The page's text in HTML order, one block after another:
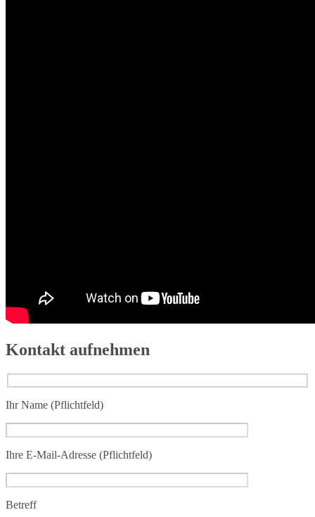
Kontakt aufnehmen
Ihr Name (Pflichtfeld)
Ihre E-Mail-Adresse (Pflichtfeld)
Betreff